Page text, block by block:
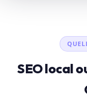
SEO local